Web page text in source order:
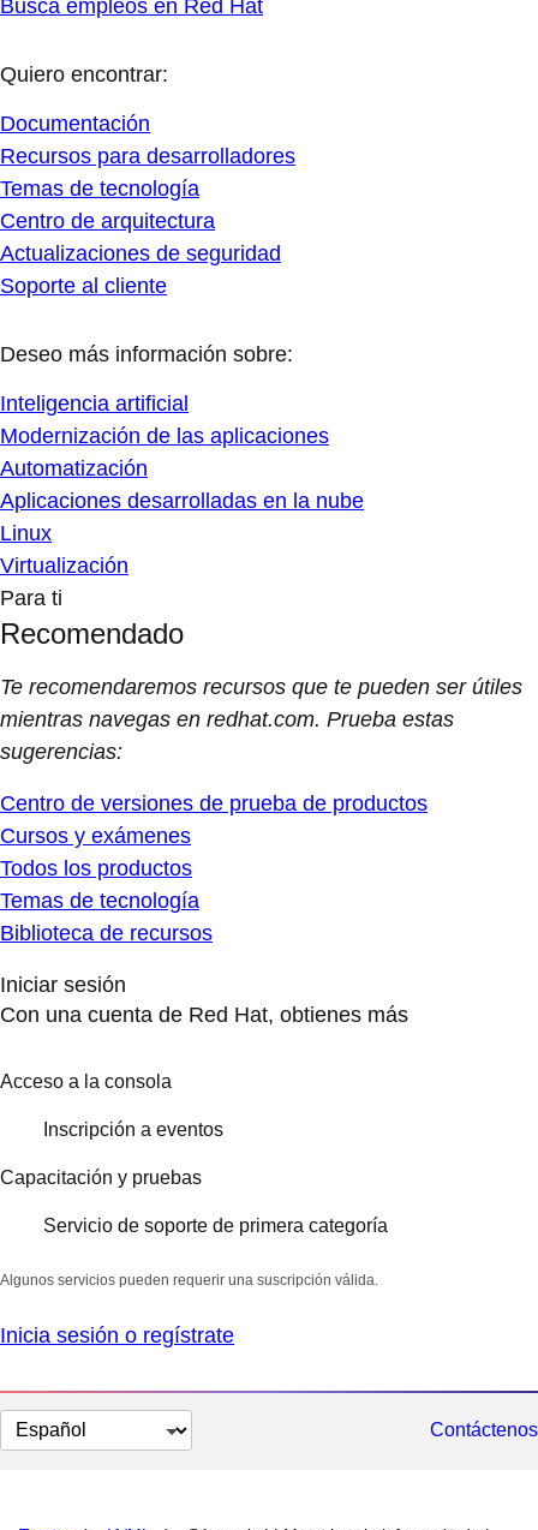
Busca empleos en Red Hat
Quiero encontrar:
Documentación
Recursos para desarrolladores
Temas de tecnología
Centro de arquitectura
Actualizaciones de seguridad
Soporte al cliente
Deseo más información sobre:
Inteligencia artificial
Modernización de las aplicaciones
Automatización
Aplicaciones desarrolladas en la nube
Linux
Virtualización
Para ti
Recomendado
Te recomendaremos recursos que te pueden ser útiles
mientras navegas en redhat.com. Prueba estas
sugerencias:
Centro de versiones de prueba de productos
Cursos y exámenes
Todos los productos
Temas de tecnología
Biblioteca de recursos
Iniciar sesión
Con una cuenta de Red Hat, obtienes más
Acceso a la consola
Inscripción a eventos
Capacitación y pruebas
Servicio de soporte de primera categoría
Algunos servicios pueden requerir una suscripción válida.
Inicia sesión o regístrate
Cambiar
el
Contáctenos